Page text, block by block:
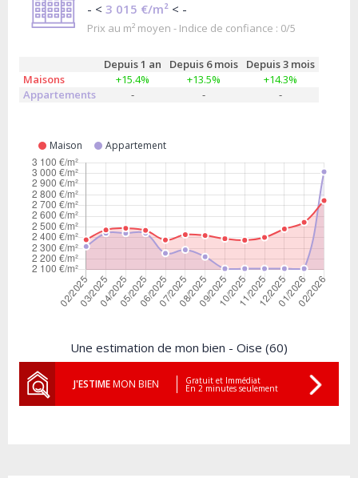
- < 3 015 €/m² < -
Prix au m² moyen - Indice de confiance : 0/5
Depuis 1 an Depuis 6 mois
Depuis 3 mois
Maisons
+15.4% +13.5%
+14.3%
Appartements
- - -
Maison Appartement
Une estimation de mon bien - Oise (60)
J'ESTIMEMON BIEN Gratuit et Immédiat
En 2 minutes seulement